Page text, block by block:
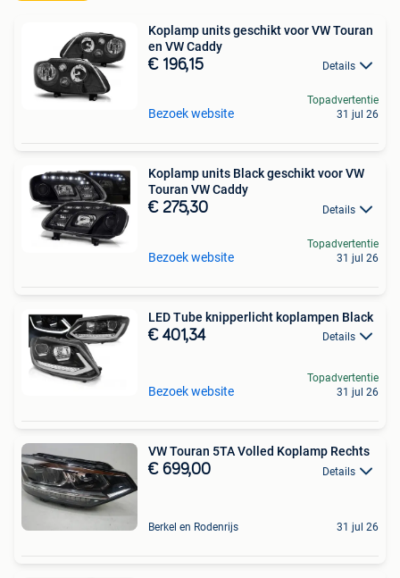
Koplamp units geschikt voor VW Touran
en VW Caddy
€ 196,15 Details
Bezoek website
Topadvertentie
31 jul 26
Koplamp units Black geschikt voor VW
Touran VW Caddy
€ 275,30 Details
Bezoek website
Topadvertentie
31 jul 26
LED Tube knipperlicht koplampen Black
€ 401,34 Details
Bezoek website
Topadvertentie
31 jul 26
VW Touran 5TA Volled Koplamp Rechts
€ 699,00 Details
Berkel en Rodenrijs 31 jul 26